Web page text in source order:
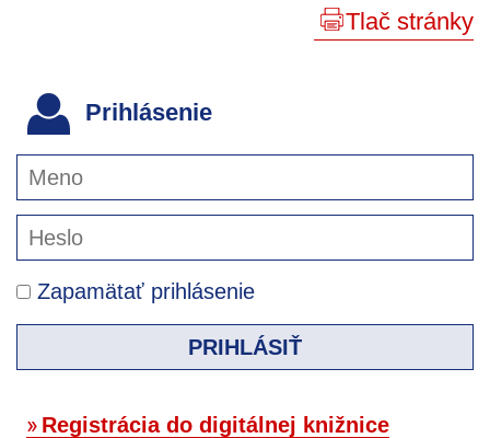
Tlač stránky
Prihlásenie
Zapamätať prihlásenie
PRIHLÁSIŤ
Registrácia do digitálnej knižnice